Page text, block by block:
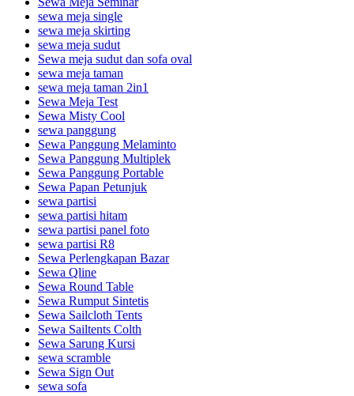
sewa meja single
sewa meja skirting
sewa meja sudut
Sewa meja sudut dan sofa oval
sewa meja taman
sewa meja taman 2in1
Sewa Meja Test
Sewa Misty Cool
sewa panggung
Sewa Panggung Melaminto
Sewa Panggung Multiplek
Sewa Panggung Portable
Sewa Papan Petunjuk
sewa partisi
sewa partisi hitam
sewa partisi panel foto
sewa partisi R8
Sewa Perlengkapan Bazar
Sewa Qline
Sewa Round Table
Sewa Rumput Sintetis
Sewa Sailcloth Tents
Sewa Sailtents Colth
Sewa Sarung Kursi
sewa scramble
Sewa Sign Out
sewa sofa